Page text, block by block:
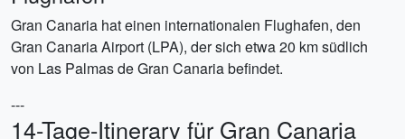
Gran Canaria hat einen internationalen Flughafen, den
Gran Canaria Airport (LPA), der sich etwa 20 km südlich
von Las Palmas de Gran Canaria befindet.
---
14-Tage-Itinerary für Gran Canaria